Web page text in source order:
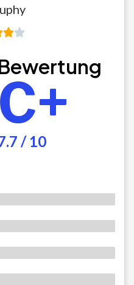
C+
/ 10